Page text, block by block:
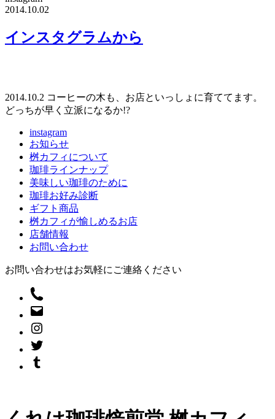
2014.10.02
インスタグラムから
2014.10.2 コーヒーの木も、お店といっしょに育ててます。
どっちが早く立派になるか!?
instagram
お知らせ
桝カフィについて
珈琲ラインナップ
美味しい珈琲のために
珈琲お好み診断
ギフト商品
桝カフィが愉しめるお店
店舗情報
お問い合わせ
お問い合わせはお気軽にご連絡ください